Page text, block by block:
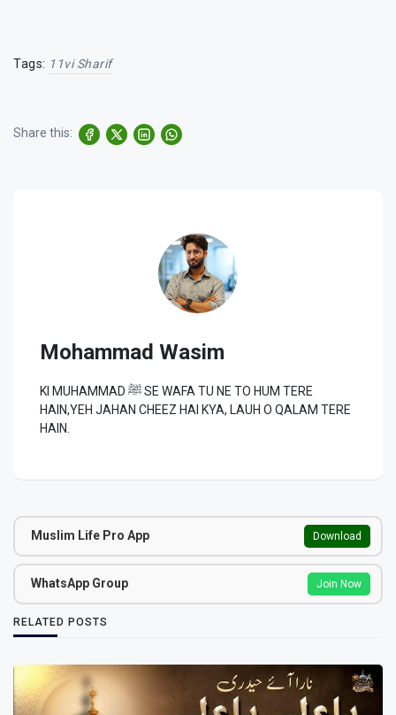
Tags: 11vi Sharif
Share this:
Mohammad Wasim
KI MUHAMMAD ﷺ SE WAFA TU NE TO HUM TERE
HAIN,YEH JAHAN CHEEZ HAI KYA, LAUH O QALAM TERE
HAIN.
Muslim Life Pro App Download
WhatsApp Group Join Now
RELATED POSTS